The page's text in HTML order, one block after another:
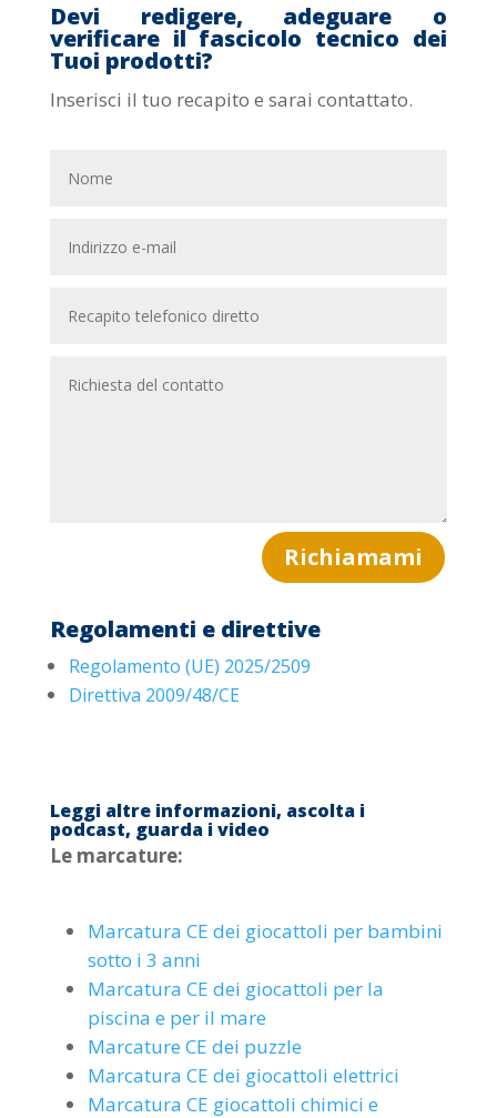
Devi redigere, adeguare o
verificare il fascicolo tecnico dei
Tuoi prodotti?
Inserisci il tuo recapito e sarai contattato.
Richiamami
Regolamenti e direttive
Regolamento (UE) 2025/2509
Direttiva 2009/48/CE
Leggi altre informazioni, ascolta i
podcast, guarda i video
Le marcature:
Marcatura CE dei giocattoli per bambini
sotto i 3 anni
Marcatura CE dei giocattoli per la
piscina e per il mare
Marcature CE dei puzzle
Marcatura CE dei giocattoli elettrici
Marcatura CE giocattoli chimici e